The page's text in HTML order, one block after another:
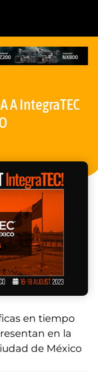
A IntegraTEC
en tiempo
en la
de México